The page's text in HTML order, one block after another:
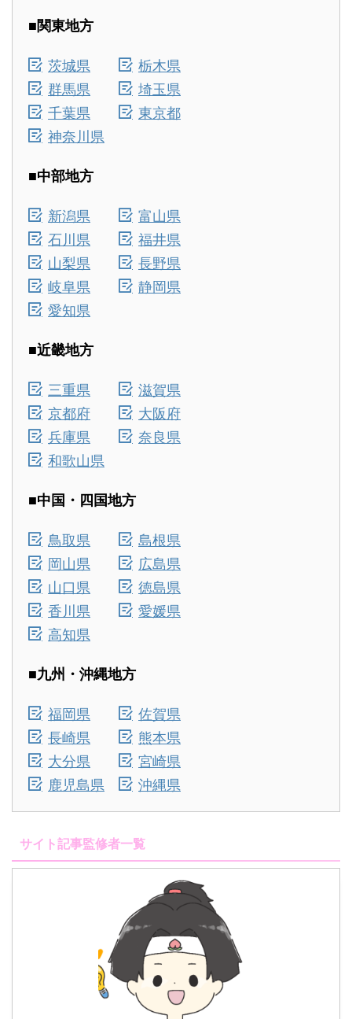
■関東地方
茨城県
栃木県
群馬県
埼玉県
千葉県
東京都
神奈川県
■中部地方
新潟県
富山県
石川県
福井県
山梨県
長野県
岐阜県
静岡県
愛知県
■近畿地方
三重県
滋賀県
京都府
大阪府
兵庫県
奈良県
和歌山県
■中国・四国地方
鳥取県
島根県
岡山県
広島県
山口県
徳島県
香川県
愛媛県
高知県
■九州・沖縄地方
福岡県
佐賀県
長崎県
熊本県
大分県
宮崎県
鹿児島県
沖縄県
サイト記事監修者一覧